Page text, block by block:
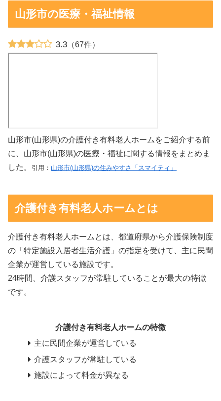
山形市の医療・福祉情報
3.3（67件）
山形市(山形県)の介護付き有料老人ホームをご紹介する前
に、山形市(山形県)の医療・福祉に関する情報をまとめま
した。
引用： 山形市(山形県)の住みやすさ「スマイティ」
介護付き有料老人ホームとは
介護付き有料老人ホームとは、都道府県から介護保険制度
の「特定施設入居者生活介護」の指定を受けて、主に民間
企業が運営している施設です。
24時間、介護スタッフが常駐していることが最大の特徴
です。
介護付き有料老人ホームの特徴
主に民間企業が運営している
介護スタッフが常駐している
施設によって料金が異なる